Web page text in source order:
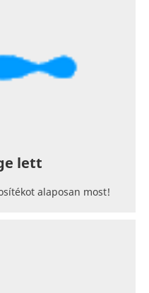
lett
alaposan most!